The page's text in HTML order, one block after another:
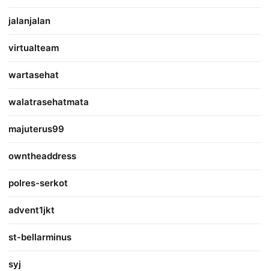
jalanjalan
virtualteam
wartasehat
walatrasehatmata
majuterus99
owntheaddress
polres-serkot
advent1jkt
st-bellarminus
syj